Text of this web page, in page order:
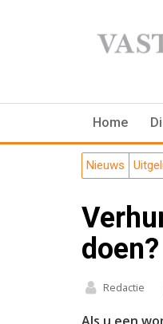
Home
Nieuws
doen?
Redactie